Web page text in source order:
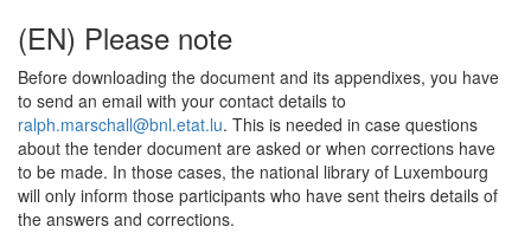
(EN) Please note
Before downloading the document and its appendixes, you have
to send an email with your contact details to
ralph.marschall@bnl.etat.lu. This is needed in case questions
about the tender document are asked or when corrections have
to be made. In those cases, the national library of Luxembourg
will only inform those participants who have sent theirs details of
the answers and corrections.